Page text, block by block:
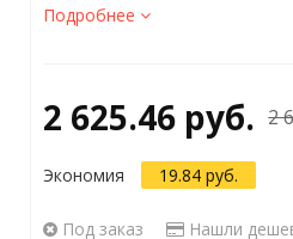
Подробнее
2 625.46 руб. 2
Экономия 19.84 руб.
Под заказ Нашли